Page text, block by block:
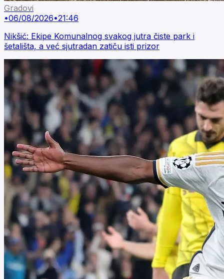
Gradovi
•06/08/2026•21:46
Nikšić: Ekipe Komunalnog svakog jutra čiste park i
šetališta, a već sjutradan zatiču isti prizor